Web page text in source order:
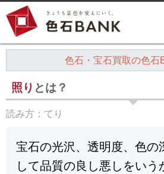
色石・宝石買取の色石
照り とは？
読み方： てり
宝石の光沢、透明度、色の
して品質の良し悪しをいう